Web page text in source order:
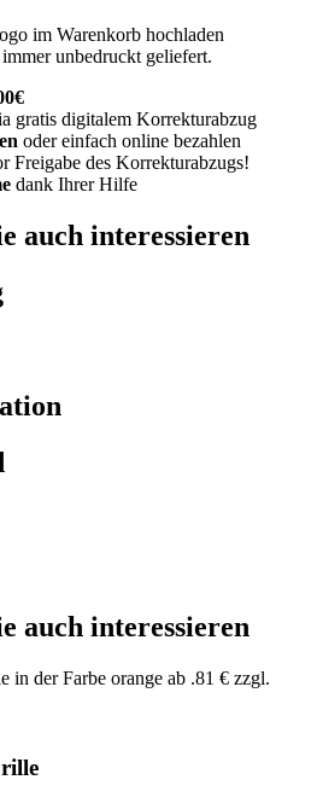
im Warenkorb hochladen
unbedruckt geliefert.
gratis digitalem Korrekturabzug
oder einfach online bezahlen
Freigabe des Korrekturabzugs!
dank Ihrer Hilfe
auch interessieren
auch interessieren